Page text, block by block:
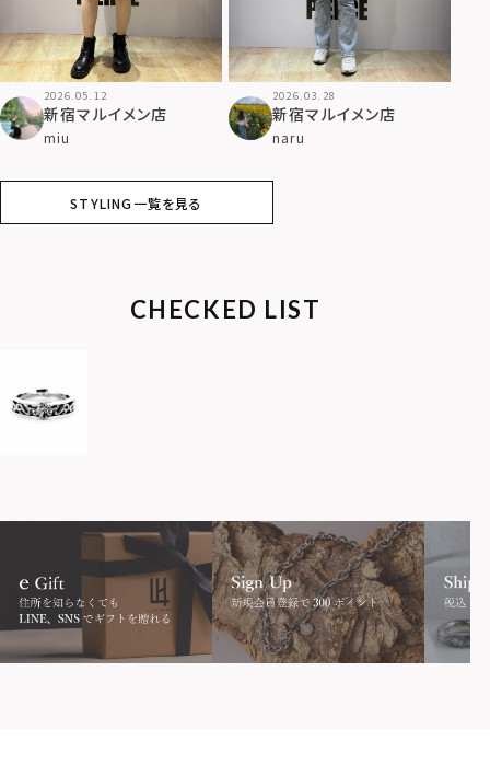
2026.05.12
新宿マルイメン店
miu
2026.03.28
新宿マルイメン店
naru
STYLING一覧を見る
CHECKED LIST